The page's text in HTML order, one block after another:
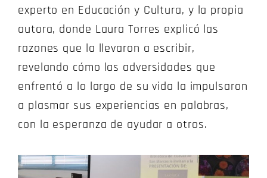
experto en Educación y Cultura, y la propia
autora, donde Laura Torres explicó las
razones que la llevaron a escribir,
revelando cómo las adversidades que
enfrentó a lo largo de su vida la impulsaron
a plasmar sus experiencias en palabras,
con la esperanza de ayudar a otros.